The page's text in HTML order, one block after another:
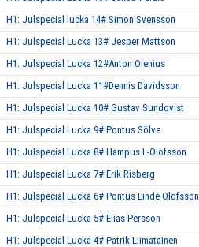
H1: Julspecial lucka 14# Simon Svensson
H1: Julspecial Lucka 13# Jesper Mattson
H1: Julspecial Lucka 12#Anton Olenius
H1: Julspecial Lucka 11#Dennis Davidsson
H1: Julspecial Lucka 10# Gustav Sundqvist
H1: Julspecial Lucka 9# Pontus Sölve
H1: Julspecial Lucka 8# Hampus L-Olofsson
H1: Julspecial Lucka 7# Erik Risberg
H1: Julspecial Lucka 6# Pontus Linde Olofsson
H1: Julspecial Lucka 5# Elias Persson
H1: Julspecial Lucka 4# Patrik Liimatainen